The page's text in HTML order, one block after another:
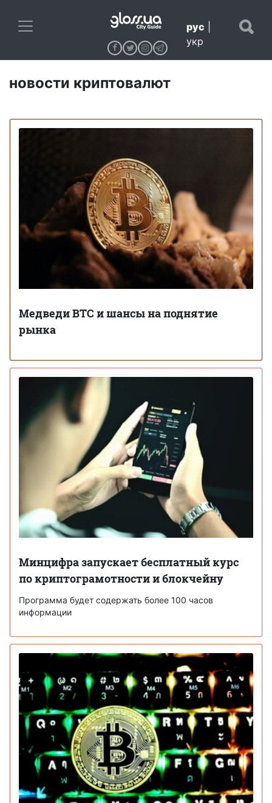
рус
укр
новости криптовалют
Медведи BTC и шансы на поднятие
рынка
Минцифра запускает бесплатный курс
по криптограмотности и блокчейну
Программа будет содержать более 100 часов
информации